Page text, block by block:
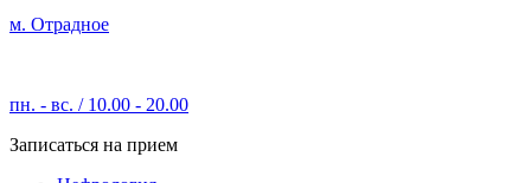
м. Отрадное
пн. - вс. / 10.00 - 20.00
Записаться на прием